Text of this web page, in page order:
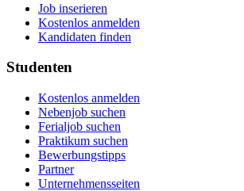
Job inserieren
Kostenlos anmelden
Kandidaten finden
Studenten
Kostenlos anmelden
Nebenjob suchen
Ferialjob suchen
Praktikum suchen
Bewerbungstipps
Partner
Unternehmensseiten